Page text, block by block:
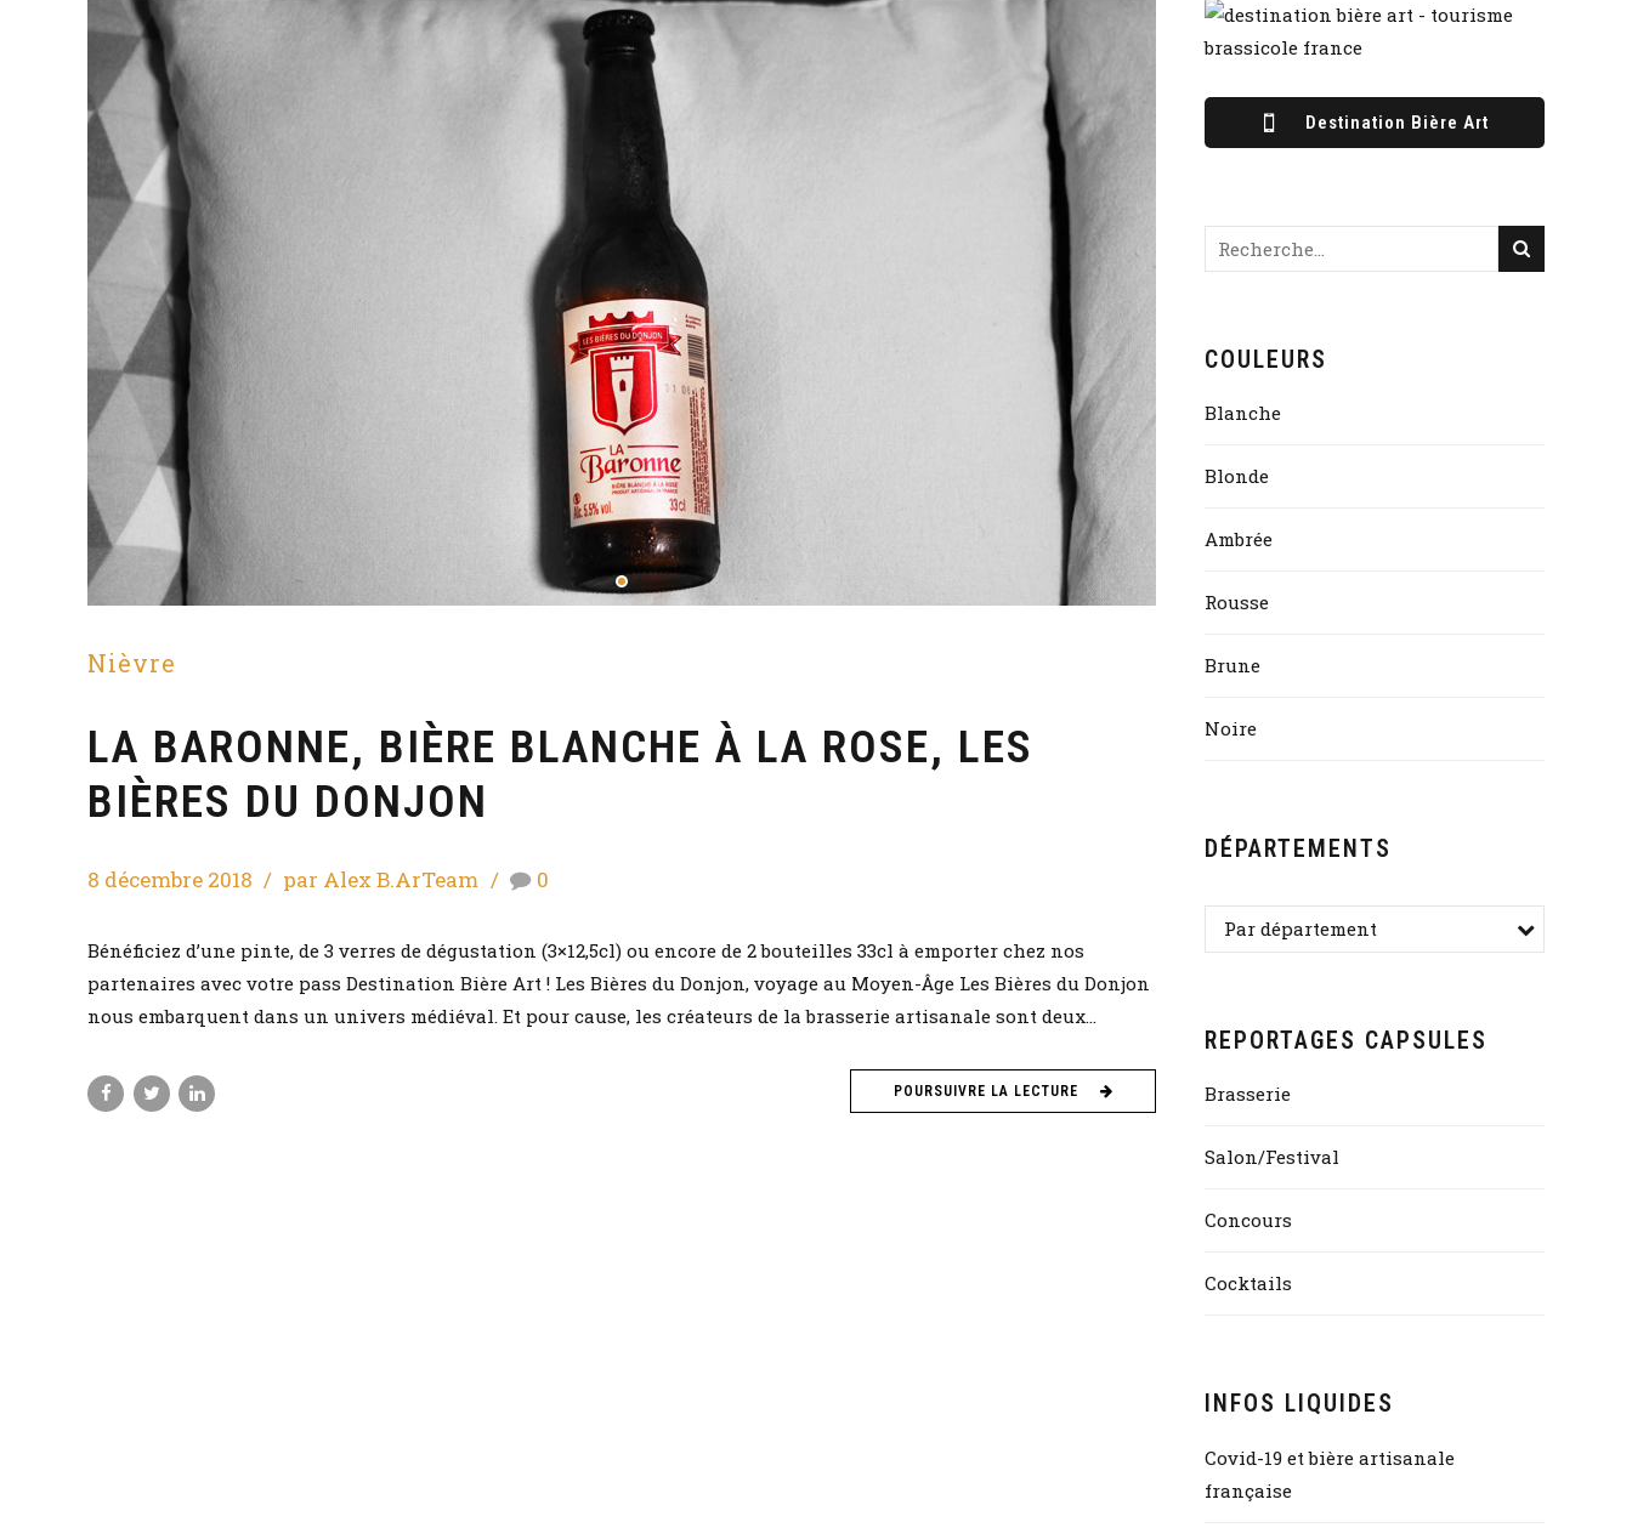
Nièvre
LA BARONNE, BIÈRE BLANCHE À LA ROSE, LES
BIÈRES DU DONJON
8 décembre 2018 par Alex B.ArTeam 0
Bénéficiez d’une pinte, de 3 verres de dégustation (3×12,5cl) ou encore de 2 bouteilles 33cl à emporter chez nos
partenaires avec votre pass Destination Bière Art ! Les Bières du Donjon, voyage au Moyen-Âge Les Bières du Donjon
nous embarquent dans un univers médiéval. Et pour cause, les créateurs de la brasserie artisanale sont deux...
POURSUIVRE LA LECTURE
Destination Bière Art
COULEURS
Blanche
Blonde
Ambrée
Rousse
Brune
Noire
DÉPARTEMENTS
Par département
REPORTAGES CAPSULES
Brasserie
Salon/Festival
Concours
Cocktails
INFOS LIQUIDES
Covid-19 et bière artisanale
française